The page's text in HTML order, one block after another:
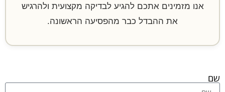
אנו מזמינים אתכם להגיע לבדיקה מקצועית ולהרגיש
את ההבדל כבר מהפסיעה הראשונה.
שם